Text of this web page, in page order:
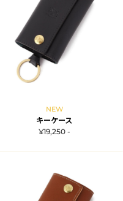
NEW
キーケース
¥19,250 -